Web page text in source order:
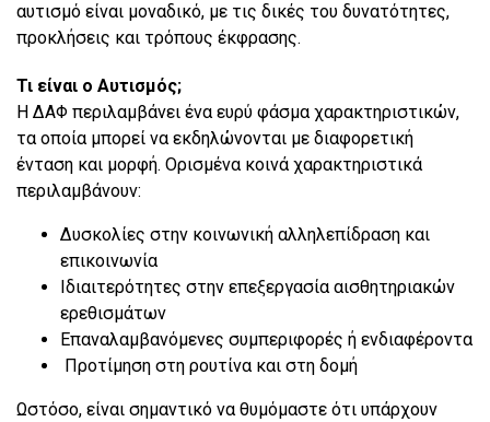
αυτισμό είναι μοναδικό, με τις δικές του δυνατότητες,
προκλήσεις και τρόπους έκφρασης.
Τι είναι ο Αυτισμός;
Η ΔΑΦ περιλαμβάνει ένα ευρύ φάσμα χαρακτηριστικών,
τα οποία μπορεί να εκδηλώνονται με διαφορετική
ένταση και μορφή. Ορισμένα κοινά χαρακτηριστικά
περιλαμβάνουν:
Δυσκολίες στην κοινωνική αλληλεπίδραση και
επικοινωνία
Ιδιαιτερότητες στην επεξεργασία αισθητηριακών
ερεθισμάτων
Επαναλαμβανόμενες συμπεριφορές ή ενδιαφέροντα
Προτίμηση στη ρουτίνα και στη δομή
Ωστόσο, είναι σημαντικό να θυμόμαστε ότι υπάρχουν